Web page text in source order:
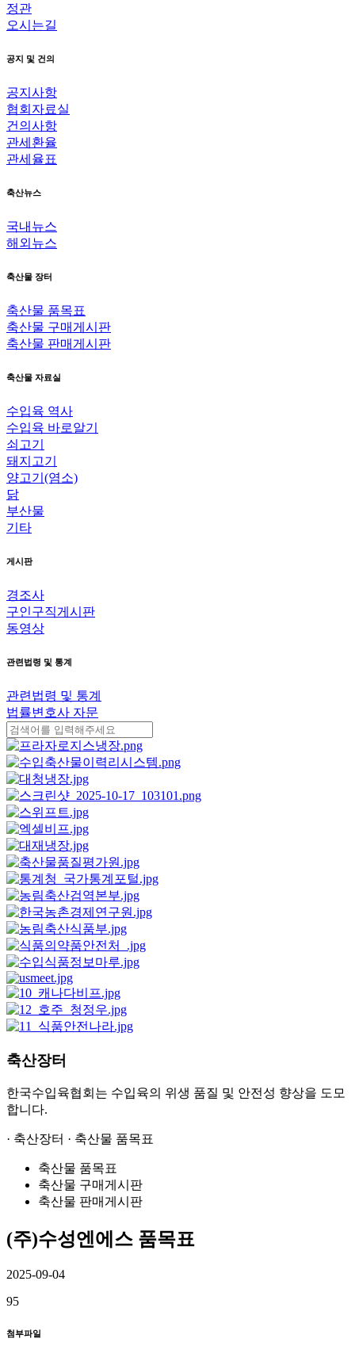
정관
오시는길
공지 및 건의
공지사항
협회자료실
건의사항
관세환율
관세율표
축산뉴스
국내뉴스
해외뉴스
축산물 장터
축산물 품목표
축산물 구매게시판
축산물 판매게시판
축산물 자료실
수입육 역사
수입육 바로알기
쇠고기
돼지고기
양고기(염소)
닭
부산물
기타
게시판
경조사
구인구직게시판
동영상
관련법령 및 통계
관련법령 및 통계
법률변호사 자문
축산장터
한국수입육협회는 수입육의 위생 품질 및 안전성 향상을 도모
합니다.
· 축산장터 · 축산물 품목표
축산물 품목표
축산물 구매게시판
축산물 판매게시판
(주)수성엔에스 품목표
2025-09-04
95
첨부파일